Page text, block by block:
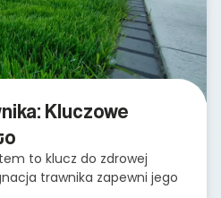
Kluczowe
to klucz do zdrowej
trawnika zapewni jego